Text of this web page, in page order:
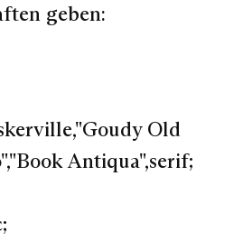
geben:
Old
Antiqua",serif;